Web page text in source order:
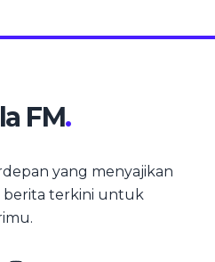
FM.
yang menyajikan
berita terkini untuk